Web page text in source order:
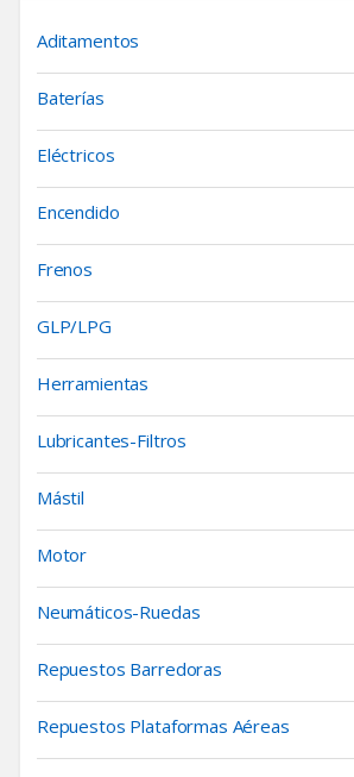
Aditamentos
Baterías
Eléctricos
Encendido
Frenos
GLP/LPG
Herramientas
Lubricantes-Filtros
Mástil
Motor
Neumáticos-Ruedas
Repuestos Barredoras
Repuestos Plataformas Aéreas